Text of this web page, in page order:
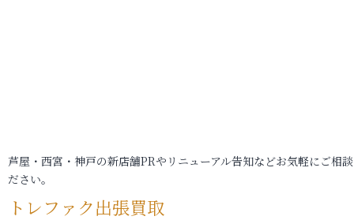
芦屋・西宮・神戸の新店舗PRやリニューアル告知などお気軽にご相
ださい。
トレファク出張買取